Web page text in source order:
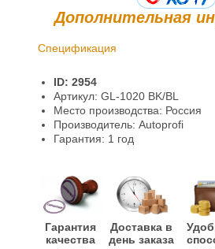
Дополнительная
Спецификация
Гарантии и возврат
Информация
ID: 2954
Артикул: GL-1020 BK/BL
Место производства: Россия
Производитель: Autoprofi
Гарантия: 1 год
Гарантия
качества
Доставка в
день заказа